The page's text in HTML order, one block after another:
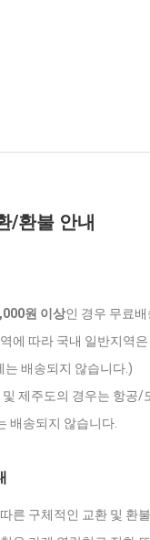
/환불 안내
원 이상인 경우 무료
에 따라 국내 일반지역
는 배송되지 않습니다.)
및 제주도의 경우는 항공
배송되지 않습니다.
른 구체적인 교환 및 환